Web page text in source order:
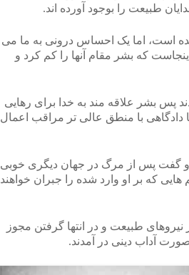
طبیعت را بوجود آورده اند.
است، اما یک احساس درونی به ما می
که بشر مقام آنها را کم کرد و
پس بشر علاقه مند به خدا برای رهایی
با منطق عالی تر مراقب اعمال
و گفت پس از مرگ در جهان دیگری خوبی
که بر او وارد شده را جبران خواهند
طبیعت و در انتها گرفتن مجوز
آداب دینی در آمدند.